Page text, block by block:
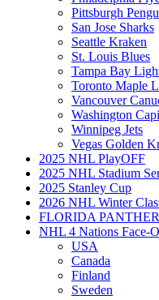
Pittsburgh
San Jose Sharks
Seattle Kraken
St. Louis Blues
Tampa Bay
Toronto Maple
Vancouver
Washington
Winnipeg Jets
Vegas Golden
2025 NHL PlayOFF
2025 NHL Stadium
2025 Stanley Cup
2026 NHL Winter
FLORIDA
NHL 4 Nations Face-
USA
Canada
Finland
Sweden